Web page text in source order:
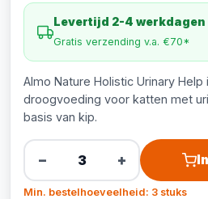
Levertijd 2-4 werkdagen
Gratis verzending v.a. €70*
Almo Nature Holistic Urinary
droogvoeding voor katten met
basis van kip.
− +
Min. bestelhoeveelheid: 3 stuks